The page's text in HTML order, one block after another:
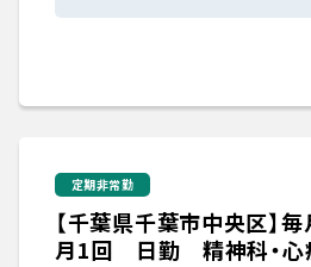
定期非常勤
【千葉県千葉市中央区】
月1回 日勤 精神科・